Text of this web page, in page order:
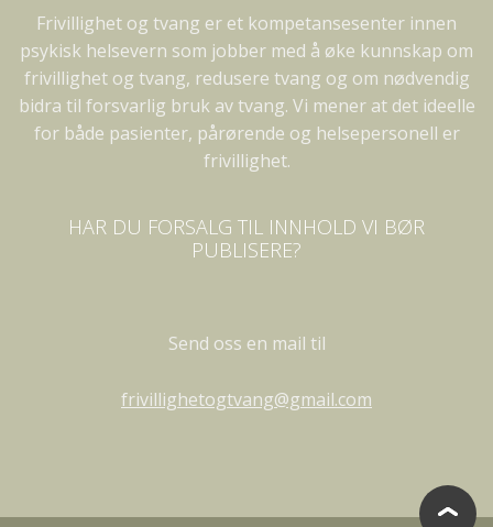
Frivillighet og tvang er et kompetansesenter innen
psykisk helsevern som jobber med å øke kunnskap om
frivillighet og tvang, redusere tvang og om nødvendig
bidra til forsvarlig bruk av tvang. Vi mener at det ideelle
for både pasienter, pårørende og helsepersonell er
frivillighet.
HAR DU FORSALG TIL INNHOLD VI BØR
PUBLISERE?
Send oss en mail til
frivillighetogtvang@gmail.com